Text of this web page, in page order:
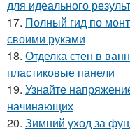
для идеального
17. Полный гид по
своими руками
18. Отделка стен в
пластиковые панели
19. Узнайте
начинающих
20. Зимний уход за